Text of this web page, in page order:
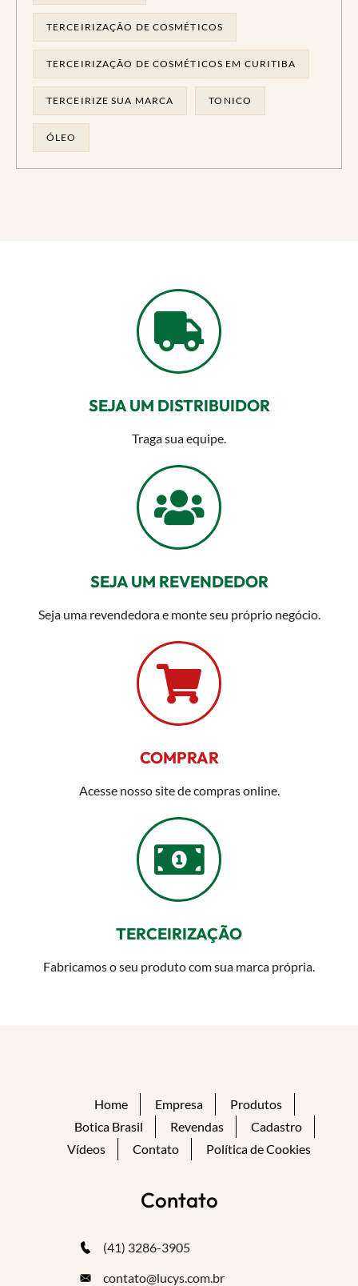
TERCEIRIZAÇÃO DE COSMÉTICOS
TERCEIRIZAÇÃO DE COSMÉTICOS EM CURITIBA
TERCEIRIZE SUA MARCA TONICO
ÓLEO
SEJA UM DISTRIBUIDOR
Traga sua equipe.
SEJA UM REVENDEDOR
Seja uma revendedora e monte seu próprio negócio.
COMPRAR
Acesse nosso site de compras online.
TERCEIRIZAÇÃO
Fabricamos o seu produto com sua marca própria.
Home Empresa
Produtos
Botica Brasil
Revendas
Cadastro
Vídeos
Contato Política de Cookies
Contato
(41) 3286-3905
contato@lucys.com.br